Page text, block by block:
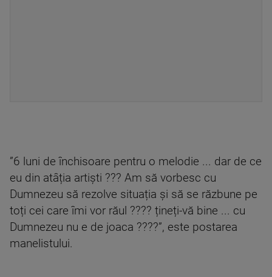
”6 luni de închisoare pentru o melodie ... dar de ce
eu din atâția artiști ??? Am să vorbesc cu
Dumnezeu să rezolve situația și să se răzbune pe
toți cei care îmi vor răul ???? țineți-vă bine ... cu
Dumnezeu nu e de joaca ????”, este postarea
manelistului.